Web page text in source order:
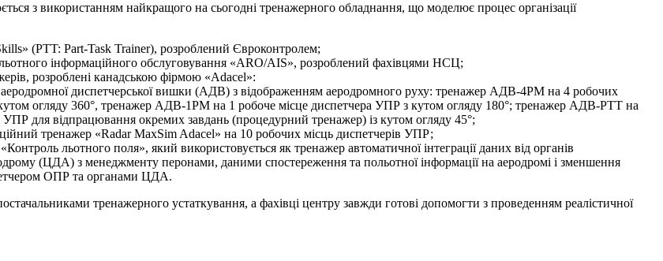
з використанням найкращого на сьогодні тренажерного обладнання, що моделює процес організації
(PTT: Part-Task Trainer), розроблений Євроконтролем;
інформаційного обслуговування «ARO/AIS», розроблений фахівцями НСЦ;
розроблені канадською фірмою «Adacel»:
аеродромної диспетчерської вишки (АДВ) з відображенням аеродромного руху: тренажер АДВ-4РМ на 4 робочих
огляду 360°, тренажер АДВ-1РМ на 1 робоче місце диспетчера УПР з кутом огляду 180°; тренажер АДВ-РТТ на
УПР для відпрацювання окремих завдань (процедурний тренажер) із кутом огляду 45°;
тренажер «Radar MaxSim Adacel» на 10 робочих місць диспетчерів УПР;
льотного поля», який використовується як тренажер автоматичної інтеграції даних від органів
(ЦДА) з менеджменту перонами, даними спостереження та польотної інформації на аеродромі і зменшення
ОПР та органами ЦДА.
тренажерного устаткування, а фахівці центру завжди готові допомогти з проведенням реалістичної